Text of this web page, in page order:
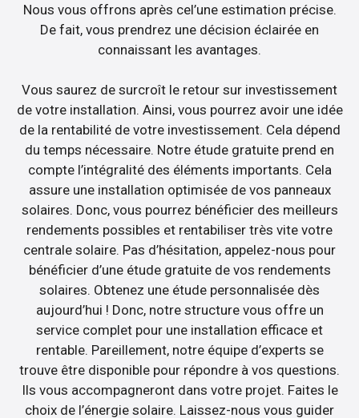
Nous vous offrons après cel’une estimation précise.
De fait, vous prendrez une décision éclairée en
connaissant les avantages.
Vous saurez de surcroît le retour sur investissement
de votre installation. Ainsi, vous pourrez avoir une idée
de la rentabilité de votre investissement. Cela dépend
du temps nécessaire. Notre étude gratuite prend en
compte l’intégralité des éléments importants. Cela
assure une installation optimisée de vos panneaux
solaires. Donc, vous pourrez bénéficier des meilleurs
rendements possibles et rentabiliser très vite votre
centrale solaire. Pas d’hésitation, appelez-nous pour
bénéficier d’une étude gratuite de vos rendements
solaires. Obtenez une étude personnalisée dès
aujourd’hui ! Donc, notre structure vous offre un
service complet pour une installation efficace et
rentable. Pareillement, notre équipe d’experts se
trouve être disponible pour répondre à vos questions.
Ils vous accompagneront dans votre projet. Faites le
choix de l’énergie solaire. Laissez-nous vous guider